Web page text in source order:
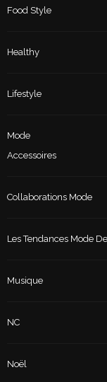
Food Style
Healthy
Lifestyle
Mode
Accessoires
Collaborations Mode
Les Tendances Mode
Musique
NC
Noël